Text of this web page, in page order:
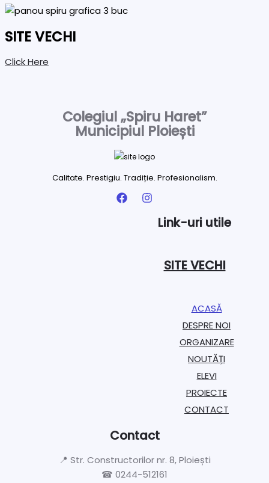
SITE VECHI
Click Here
Colegiul „Spiru Haret”
Municipiul Ploiești
Calitate. Prestigiu. Tradiție. Profesionalism.
Link-uri utile
SITE VECHI
ACASĂ
DESPRE NOI
ORGANIZARE​
NOUTĂȚI
ELEVI
PROIECTE​
CONTACT
Contact
📍 Str. Constructorilor nr. 8, Ploiești
☎ 0244-512161